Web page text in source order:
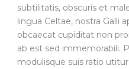
subtilitatis, obscuris et
lingua Celtae, nostra Galli
obcaecat cupiditat non
ab est sed immemorabili.
modulisque suis ratio